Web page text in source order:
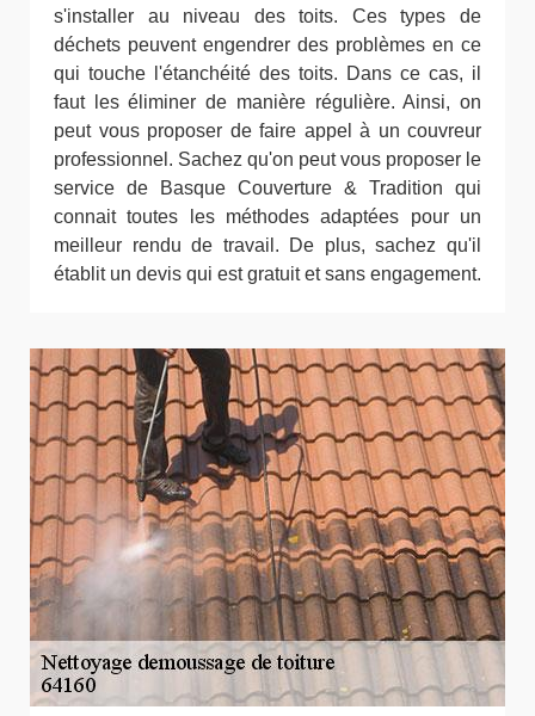
s'installer au niveau des toits. Ces types de
déchets peuvent engendrer des problèmes en ce
qui touche l'étanchéité des toits. Dans ce cas, il
faut les éliminer de manière régulière. Ainsi, on
peut vous proposer de faire appel à un couvreur
professionnel. Sachez qu'on peut vous proposer le
service de Basque Couverture & Tradition qui
connait toutes les méthodes adaptées pour un
meilleur rendu de travail. De plus, sachez qu'il
établit un devis qui est gratuit et sans engagement.